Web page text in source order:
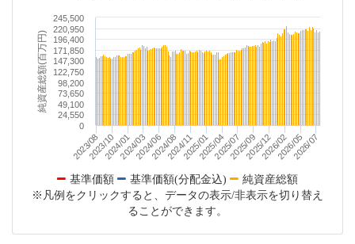
純資産総額(百万円)
2023/08 2025/07
2023/102024/012024/032024/062024/082024/112025/012025/042025/092025/122026/022026/052026/07
0
24,550
49,100
73,650
98,200
122,750
147,300
171,850
196,400
220,950
245,500
基準価額 基準価額(分配金込)
純資産総額
※凡例をクリックすると、データの表示/非表示を切り替え
ることができます。